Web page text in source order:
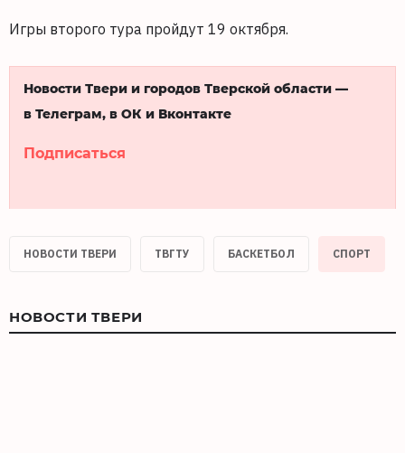
Игры второго тура пройдут 19 октября.
Новости Твери и городов Тверской области —
в Телеграм, в ОК и Вконтакте
Подписаться
НОВОСТИ ТВЕРИ ТВГТУ БАСКЕТБОЛ СПОРТ
НОВОСТИ ТВЕРИ